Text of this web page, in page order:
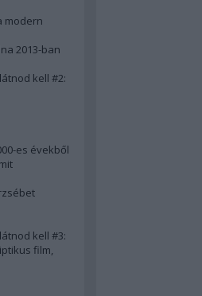
modern
2013-ban
kell #2:
es évekből
kell #3:
film,